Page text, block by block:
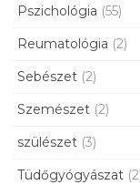
Pszichológia (55)
Reumatológia (2)
Sebészet (2)
Szemészet (2)
szülészet (3)
Tüdőgyógyászat